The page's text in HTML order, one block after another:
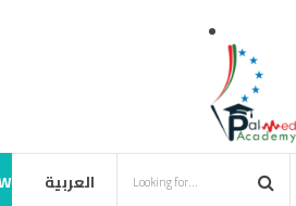
العربية